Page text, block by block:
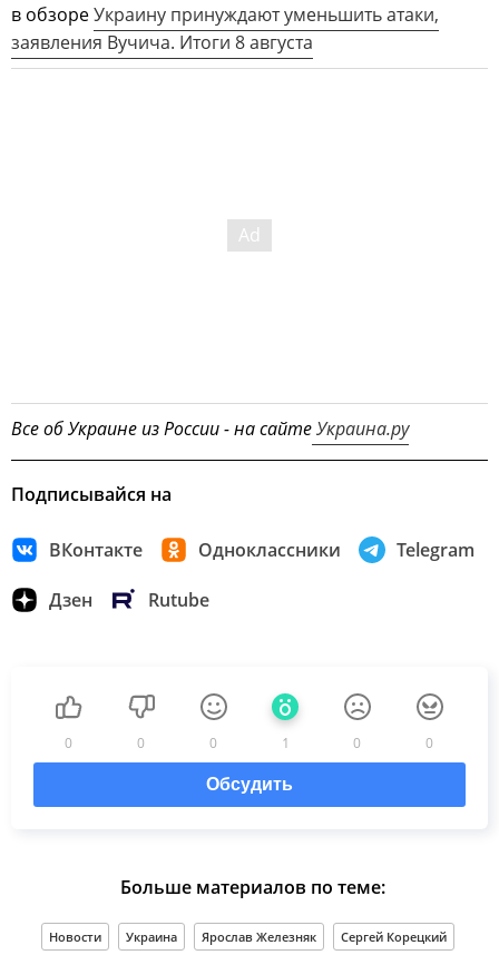
в обзореУкраину принуждают уменьшить атаки,
заявления Вучича. Итоги 8 августа
Все об Украине из России - на сайтеУкраина.ру
Подписывайся на
ВКонтакте Одноклассники Telegram
Дзен Rutube
0 0 0 1 0 0
Обсудить
Больше материалов по теме:
Новости Украина Ярослав Железняк Сергей Корецкий